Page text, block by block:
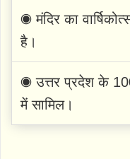
◉ मंदिर का
है।
◉ उत्तर प्रदेश के
में सामिल।